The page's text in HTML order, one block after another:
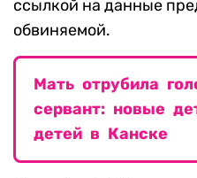
ссылкой на данные
обвиняемой.
Мать отрубила
сервант: новые
детей в Канске